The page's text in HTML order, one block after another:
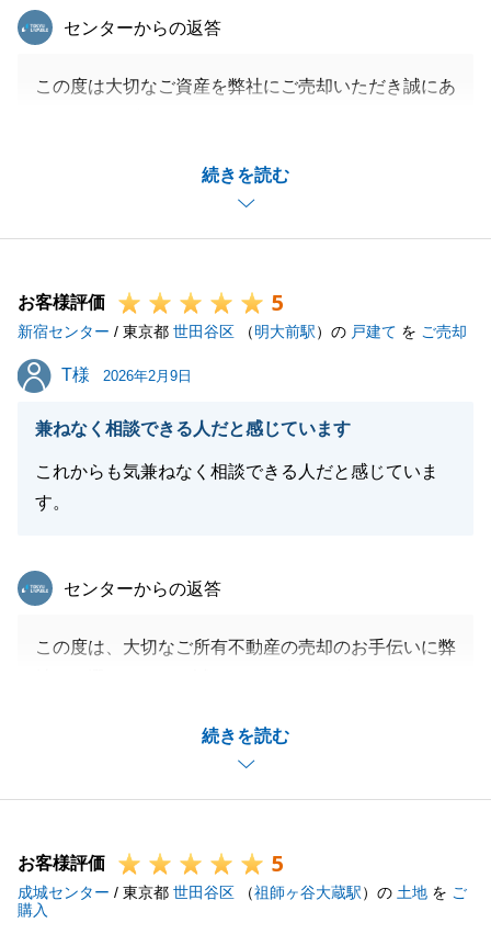
続きを読む
東急リバブル
センターからの返答
この度は大切なご資産を弊社にご売却いただき誠にあ
お忙しい中、何度もお打ち合わせのお時間をいただき
誠にありがとうございました。
ご対応いただけましたおかげで無事にお取引を完了す
ることが出来ました。
もしもまたなにか不動産でお困りのことがあれば是非
お気軽にご相談ください。
今後ともよろしくお願い申し上げます。
お客様評価 5
新宿センター / 東京都 世田谷区 （明大前駅）の 戸建て を ご売却
T様
T様 2026年2月9日
兼ねなく相談できる人だと感じています
これからも気兼ねなく相談できる人だと感じていま
す。
続きを読む
東急リバブル
センターからの返答
この度は、大切なご所有不動産の売却のお手伝いに弊
T様のご要望に併せて、ご安心いただけるお取引とな
りました事、大変嬉しく思います。
ら、是非ご用命ください。
今後とも末永くご愛顧賜りますよう、お願い申し上げ
ます。
お客様評価 5
成城センター / 東京都 世田谷区 （祖師ヶ谷大蔵駅）の 土地 を ご
購入